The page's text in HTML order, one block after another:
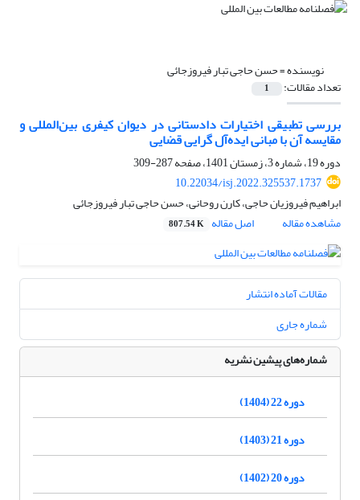
نویسنده =حسن حاجی تبار فیروزجائی
تعداد مقالات: 1
بررسی تطبیقی اختیارات دادستانی در دیوان کیفری بین‌المللی و
مقایسه آن با مبانی ایده‌آل گرایی قضایی
دوره 19، شماره 3، زمستان 1401، صفحه
287-309
10.22034/isj.2022.325537.1737
ابراهیم فیروزیان حاجی، کارن روحانی، حسن حاجی تبار فیروزجائی
مشاهده مقاله
اصل مقاله 807.54 K
مقالات آماده انتشار
شماره جاری
شماره‌های پیشین نشریه
دوره 22 (1404)
دوره 21 (1403)
دوره 20 (1402)